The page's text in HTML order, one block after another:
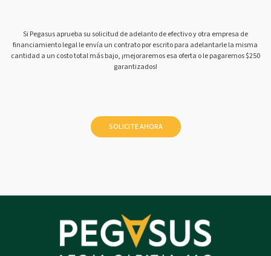
Si Pegasus aprueba su solicitud de adelanto de efectivo y otra empresa de
financiamiento legal le envía un contrato por escrito para adelantarle la misma
cantidad a un costo total más bajo, ¡mejoraremos esa oferta o le pagaremos $250
garantizados!